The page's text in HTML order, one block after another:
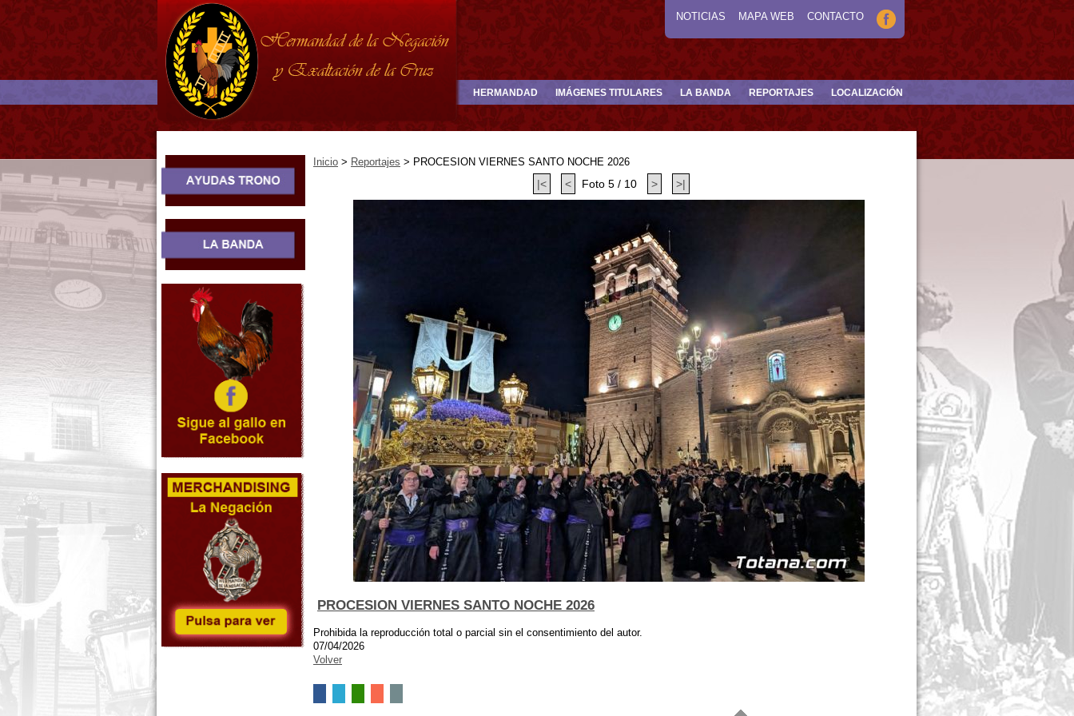
NOTICIAS MAPA WEB CONTACTO
HERMANDAD IMÁGENES TITULARES LA BANDA REPORTAJES LOCALIZACIÓN
Inicio > Reportajes > PROCESION VIERNES SANTO NOCHE 2026
|< < Foto 5 / 10 > >|
PROCESION VIERNES SANTO NOCHE 2026
Prohibida la reproducción total o parcial sin el consentimiento del autor.
07/04/2026
Volver